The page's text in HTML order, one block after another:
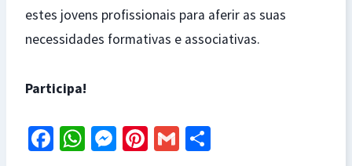
estes jovens profissionais para aferir as suas
necessidades formativas e associativas.
Participa!
Fa W M Pi G